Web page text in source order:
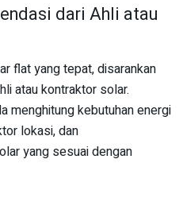
dari Ahli atau
flat yang tepat, disarankan
atau kontraktor solar.
menghitung kebutuhan energi
lokasi, dan
yang sesuai dengan